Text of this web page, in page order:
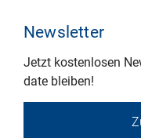
Newsletter
Jetzt kostenlosen
date bleiben!